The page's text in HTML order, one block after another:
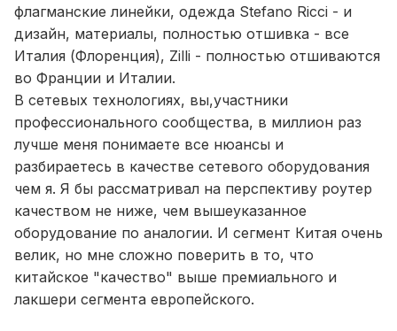
флагманские линейки, одежда Stefano Ricci - и
дизайн, материалы, полностью отшивка - все
Италия (Флоренция), Zilli - полностью отшиваются
во Франции и Италии.
В сетевых технологиях, вы,участники
профессионального сообщества, в миллион раз
лучше меня понимаете все нюансы и
разбираетесь в качестве сетевого оборудования
чем я. Я бы рассматривал на перспективу роутер
качеством не ниже, чем вышеуказанное
оборудование по аналогии. И сегмент Китая очень
велик, но мне сложно поверить в то, что
китайское "качество" выше премиального и
лакшери сегмента европейского.